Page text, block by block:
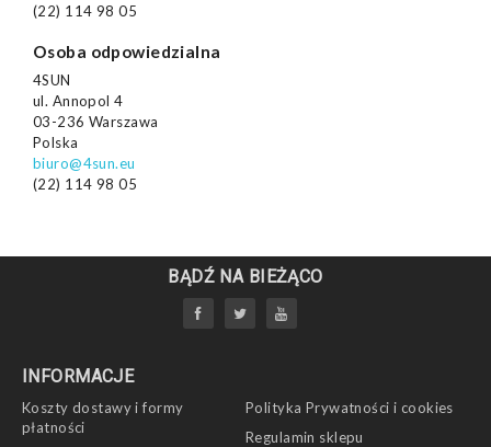
(22) 114 98 05
Osoba odpowiedzialna
4SUN
ul. Annopol 4
03-236 Warszawa
Polska
biuro@4sun.eu
(22) 114 98 05
BĄDŹ NA BIEŻĄCO
INFORMACJE
Koszty dostawy i formy
płatności
Polityka Prywatności i cookies
Regulamin sklepu